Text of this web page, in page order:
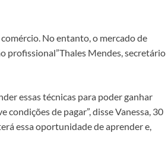
No entanto, o mercado de
profissional”Thales Mendes, secretário
essas técnicas para poder ganhar
condições de pagar”, disse Vanessa, 30
essa oportunidade de aprender e,